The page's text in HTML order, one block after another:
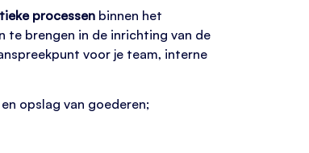
processen binnen het
te brengen in de inrichting van de
voor je team, interne
opslag van goederen;